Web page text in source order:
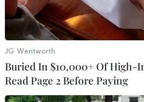
JG Wentworth
Buried In $10,000+ Of High-
Read Page 2 Before Paying